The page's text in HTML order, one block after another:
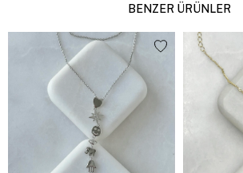
BENZER ÜRÜNLER